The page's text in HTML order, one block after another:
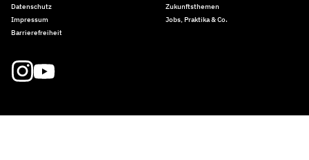
Datenschutz
Impressum
Barrierefreiheit
Zukunftsthemen
Jobs, Praktika & Co.